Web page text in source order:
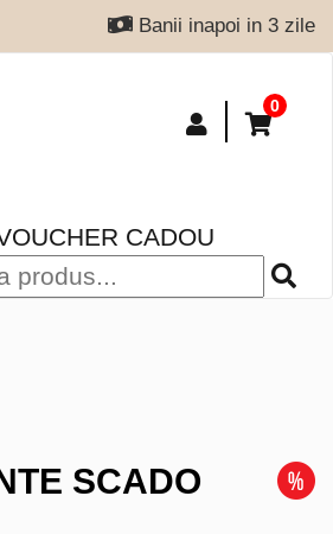
Banii inapoi in 3 zile
0
CADOU
SCADO